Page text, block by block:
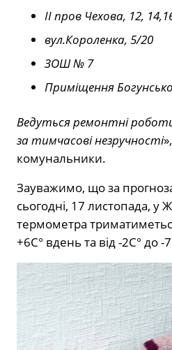
ІІ пров Чехова, 12,
вул.Короленка, 5/20
ЗОШ № 7
Приміщення
Ведуться ремонтні
за тимчасові незручності
комунальники.
Зауважимо, що за
сьогодні, 17 листопада, у
термометра
+6C° вдень та від -2C° до -